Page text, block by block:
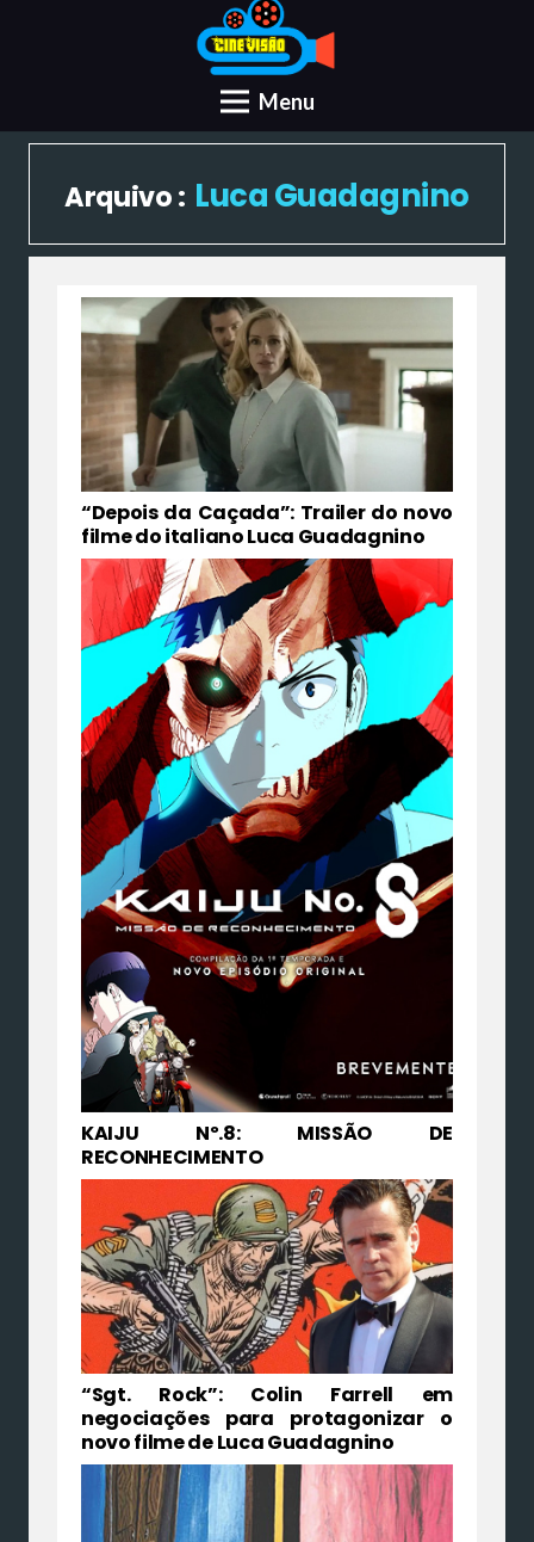
Menu
Arquivo : Luca Guadagnino
“Depois da Caçada”: Trailer do novo
filme do italiano Luca Guadagnino
KAIJU Nº.8: MISSÃO DE
RECONHECIMENTO
“Sgt. Rock”: Colin Farrell em
negociações para protagonizar o
novo filme de Luca Guadagnino